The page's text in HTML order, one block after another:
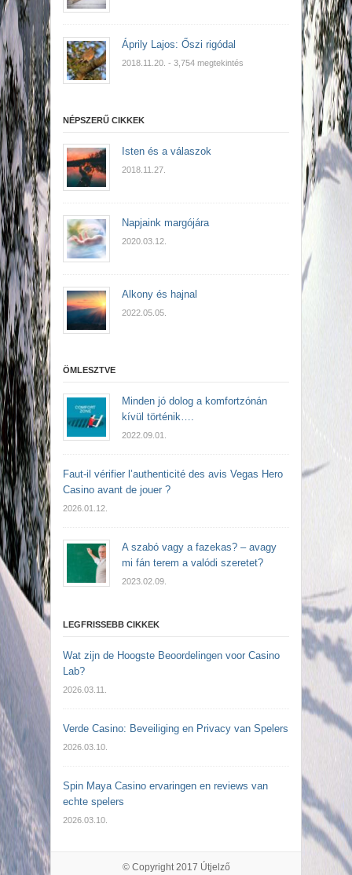
Áprily Lajos: Őszi rigódal
2018.11.20. - 3,754 megtekintés
NÉPSZERŰ CIKKEK
Isten és a válaszok
2018.11.27.
Napjaink margójára
2020.03.12.
Alkony és hajnal
2022.05.05.
ÖMLESZTVE
Minden jó dolog a komfortzónán
kívül történik….
2022.09.01.
Faut-il vérifier l’authenticité des avis Vegas Hero
Casino avant de jouer ?
2026.01.12.
A szabó vagy a fazekas? – avagy
mi fán terem a valódi szeretet?
2023.02.09.
LEGFRISSEBB CIKKEK
Wat zijn de Hoogste Beoordelingen voor Casino
Lab?
2026.03.11.
Verde Casino: Beveiliging en Privacy van Spelers
2026.03.10.
Spin Maya Casino ervaringen en reviews van
echte spelers
2026.03.10.
© Copyright 2017 Útjelző